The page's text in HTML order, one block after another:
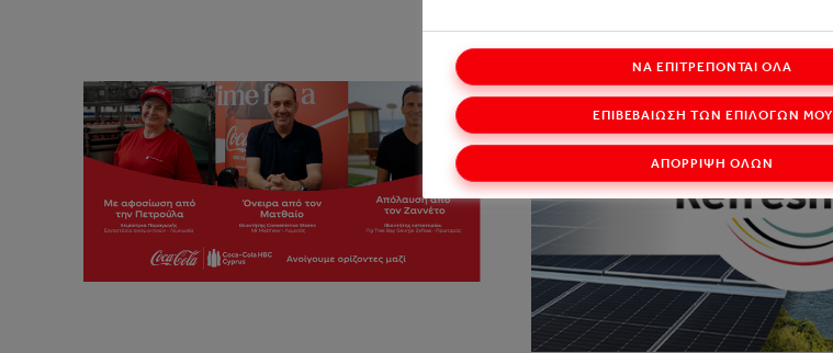
ΑΠΌΡΡΙΨΗ ΌΛΩΝ
ΕΠΙΒΕΒΑΊΩΣΗ ΤΩΝ ΕΠΙΛΟΓΏΝ ΜΟΥ
ΝΑ ΕΠΙΤΡΈΠΟΝΤΑΙ ΌΛΑ